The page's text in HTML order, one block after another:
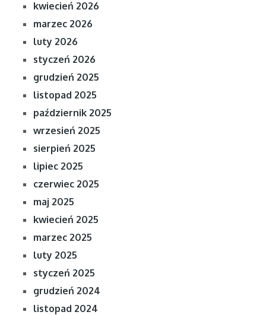
kwiecień 2026
marzec 2026
luty 2026
styczeń 2026
grudzień 2025
listopad 2025
październik 2025
wrzesień 2025
sierpień 2025
lipiec 2025
czerwiec 2025
maj 2025
kwiecień 2025
marzec 2025
luty 2025
styczeń 2025
grudzień 2024
listopad 2024